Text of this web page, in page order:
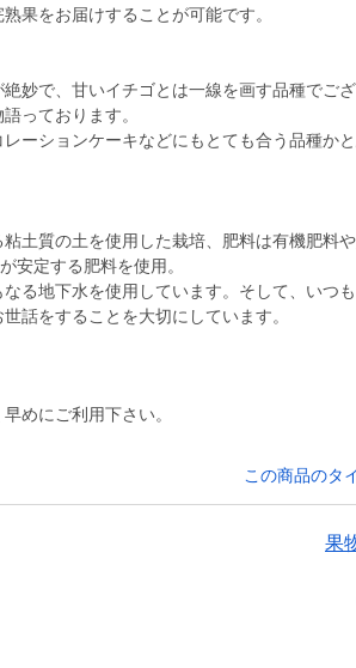
果をお届けすることが可能です。
妙で、甘いイチゴとは一線を画す品種でご
っております。
ーションケーキなどにもとても合う品種かと
土質の土を使用した栽培、肥料は有機肥料
安定する肥料を使用。
る地下水を使用しています。そして、いつ
話をすることを大切にしています。
めにご利用下さい。
この商品のタ
果